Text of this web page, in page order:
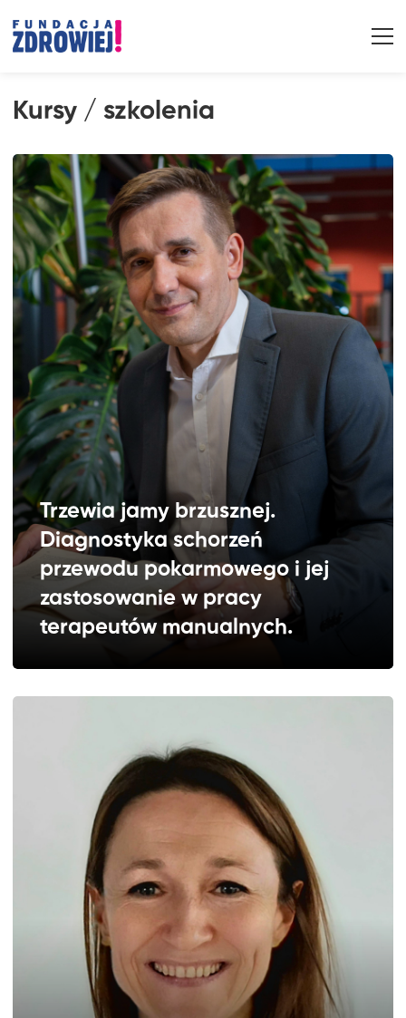
Kursy / szkolenia
Trzewia jamy brzusznej.
Diagnostyka schorzeń
przewodu pokarmowego i jej
zastosowanie w pracy
terapeutów manualnych.
2026.11.27 - 2026.11.28 1750 zł